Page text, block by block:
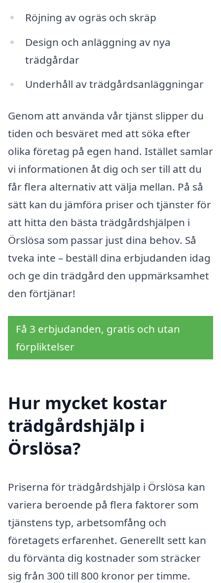
Röjning av ogräs och skräp
Design och anläggning av nya
trädgårdar
Underhåll av trädgårdsanläggningar
Genom att använda vår tjänst slipper du
tiden och besväret med att söka efter
olika företag på egen hand. Istället samlar
vi informationen åt dig och ser till att du
får flera alternativ att välja mellan. På så
sätt kan du jämföra priser och tjänster för
att hitta den bästa trädgårdshjälpen i
Örslösa som passar just dina behov. Så
tveka inte – beställ dina erbjudanden idag
och ge din trädgård den uppmärksamhet
den förtjänar!
Få 3 erbjudanden, gratis och utan
förpliktelser
Hur mycket kostar
trädgårdshjälp i
Örslösa?
Priserna för trädgårdshjälp i Örslösa kan
variera beroende på flera faktorer som
tjänstens typ, arbetsomfång och
företagets erfarenhet. Generellt sett kan
du förvänta dig kostnader som sträcker
sig från 300 till 800 kronor per timme.